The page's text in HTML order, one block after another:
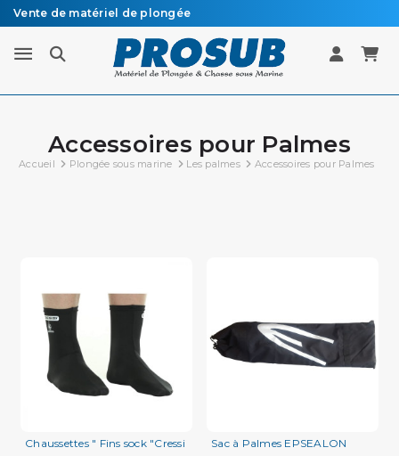
Vente de matériel de plongée
Livraison sous 48h à 72h en colissimo recommandé
Accessoires pour Palmes
Accueil Plongée sous marine Les palmes Accessoires pour Palmes
Chaussettes " Fins sock "Cressi Sac à Palmes EPSEALON